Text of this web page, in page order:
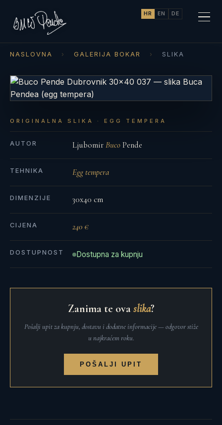
HR EN DE
NASLOVNA › GALERIJA BOKAR › SLIKA
ORIGINALNA SLIKA · EGG TEMPERA
AUTOR LjubomirBucoPende
TEHNIKA Egg tempera
DIMENZIJE 30x40 cm
CIJENA 240 €
DOSTUPNOST Dostupna za kupnju
Zanima te ovaslika?
Pošalji upit za kupnju, dostavu i dodatne informacije — odgovor stiže
u najkraćem roku.
POŠALJI UPIT